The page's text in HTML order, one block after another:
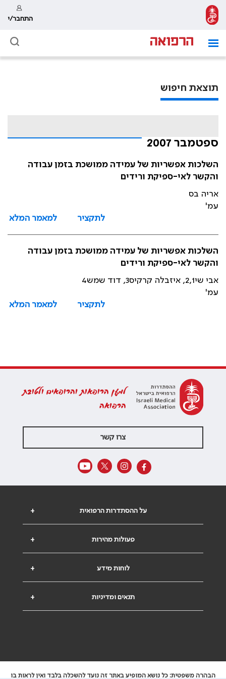
התחבר/י
תוצאת חיפוש
ספטמבר 2007
השלכות אפשריות של עמידה ממושכת בזמן עבודה
והקשר לאי-ספיקת ורידים
אריה בס
עמ'
לתקציר
למאמר המלא
השלכות אפשריות של עמידה ממושכת בזמן עבודה
והקשר לאי-ספיקת ורידים
אבי שי2,1, איזבלה קרקיס3, דוד שמש4
עמ'
לתקציר
למאמר המלא
למען הרופאות והרופאים ולטובת
הרפואה
צרו קשר
+ על ההסתדרות הרפואית
+ פעולות מהירות
+ לוחות מידע
+ תנאים ומדיניות
הבהרה משפטית: כל נושא המופיע באתר זה נועד להשכלה בלבד ואין לראות בו